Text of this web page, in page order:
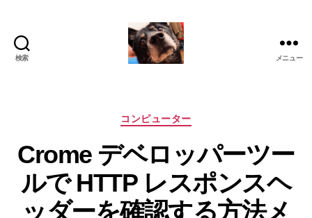
検索 メニュー
カ
ゴ
リ
ー
コンピューター
Crome デベロッパーツー
ルで HTTP レスポンスヘ
ッダーを確認する方法メ